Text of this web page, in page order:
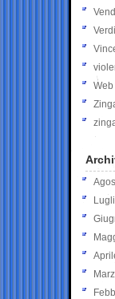
Verdi
Web